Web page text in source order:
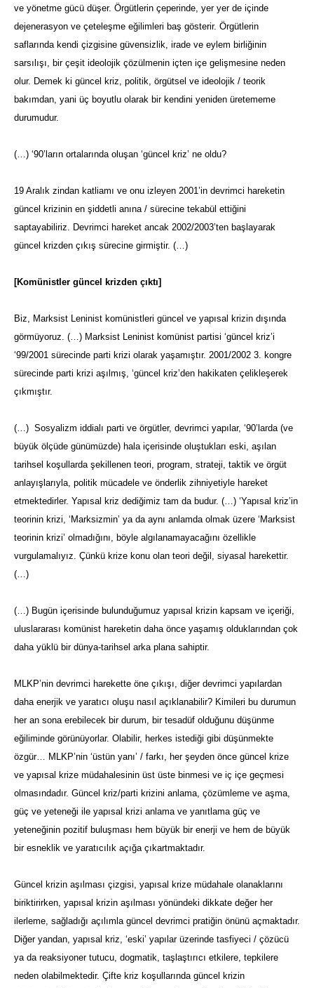
ve yönetme gücü düşer. Örgütlerin çeperinde, yer yer de içinde
dejenerasyon ve çeteleşme eğilimleri baş gösterir. Örgütlerin
saflarında kendi çizgisine güvensizlik, irade ve eylem birliğinin
sarsılışı, bir çeşit ideolojik çözülmenin içten içe gelişmesine neden
olur. Demek ki güncel kriz, politik, örgütsel ve ideolojik / teorik
bakımdan, yani üç boyutlu olarak bir kendini yeniden üretememe
durumudur.
(…) ‘90’ların ortalarında oluşan ‘güncel kriz’ ne oldu?
19 Aralık zindan katliamı ve onu izleyen 2001’in devrimci hareketin
güncel krizinin en şiddetli anına / sürecine tekabül ettiğini
saptayabiliriz. Devrimci hareket ancak 2002/2003’ten başlayarak
güncel krizden çıkış sürecine girmiştir. (…)
[Komünistler güncel krizden çıktı]
Biz, Marksist Leninist komünistleri güncel ve yapısal krizin dışında
görmüyoruz. (…) Marksist Leninist komünist partisi ‘güncel kriz’i
‘99/2001 sürecinde parti krizi olarak yaşamıştır. 2001/2002 3. kongre
sürecinde parti krizi aşılmış, ‘güncel kriz’den hakikaten çelikleşerek
çıkmıştır.
(…) Sosyalizm iddialı parti ve örgütler, devrimci yapılar, ‘90’larda (ve
büyük ölçüde günümüzde) hala içerisinde oluştukları eski, aşılan
tarihsel koşullarda şekillenen teori, program, strateji, taktik ve örgüt
anlayışlarıyla, politik mücadele ve önderlik zihniyetiyle hareket
etmektedirler. Yapısal kriz dediğimiz tam da budur. (…) ‘Yapısal kriz’in
teorinin krizi, ‘Marksizmin’ ya da aynı anlamda olmak üzere ‘Marksist
teorinin krizi’ olmadığını, böyle algılanamayacağını özellikle
vurgulamalıyız. Çünkü krize konu olan teori değil, siyasal harekettir.
(…)
(…) Bugün içerisinde bulunduğumuz yapısal krizin kapsam ve içeriği,
uluslararası komünist hareketin daha önce yaşamış olduklarından çok
daha yüklü bir dünya-tarihsel arka plana sahiptir.
MLKP’nin devrimci harekette öne çıkışı, diğer devrimci yapılardan
daha enerjik ve yaratıcı oluşu nasıl açıklanabilir? Kimileri bu durumun
her an sona erebilecek bir durum, bir tesadüf olduğunu düşünme
eğiliminde görünüyorlar. Olabilir, herkes istediği gibi düşünmekte
özgür… MLKP’nin ‘üstün yanı’ / farkı, her şeyden önce güncel krize
ve yapısal krize müdahalesinin üst üste binmesi ve iç içe geçmesi
olmasındadır. Güncel kriz/parti krizini anlama, çözümleme ve aşma,
güç ve yeteneği ile yapısal krizi anlama ve yanıtlama güç ve
yeteneğinin pozitif buluşması hem büyük bir enerji ve hem de büyük
bir esneklik ve yaratıcılık açığa çıkartmaktadır.
Güncel krizin aşılması çizgisi, yapısal krize müdahale olanaklarını
biriktirirken, yapısal krizin aşılması yönündeki dikkate değer her
ilerleme, sağladığı açılımla güncel devrimci pratiğin önünü açmaktadır.
Diğer yandan, yapısal kriz, ‘eski’ yapılar üzerinde tasfiyeci / çözücü
ya da reaksiyoner tutucu, dogmatik, taşlaştırıcı etkilere, tepkilere
neden olabilmektedir. Çifte kriz koşullarında güncel krizin